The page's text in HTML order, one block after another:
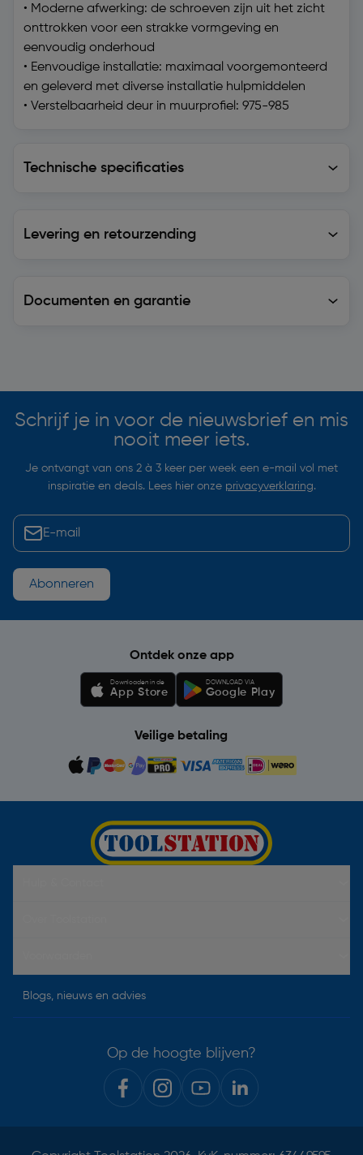
• Moderne afwerking: de schroeven zijn uit het zicht
onttrokken voor een strakke vormgeving en
eenvoudig onderhoud
• Eenvoudige installatie: maximaal voorgemonteerd
en geleverd met diverse installatie hulpmiddelen
• Verstelbaarheid deur in muurprofiel: 975-985
Technische specificaties
Levering en retourzending
Documenten en garantie
Schrijf je in voor de nieuwsbrief en mis
nooit meer iets.
Je ontvangt van ons 2 à 3 keer per week een e-mail vol met
inspiratie en deals. Lees hier onze privacyverklaring.
Abonneren
Ontdek onze app
Downloaden in de
App Store
DOWNLOAD VIA
Google Play
Veilige betaling
Blogs, nieuws en advies
Op de hoogte blijven?